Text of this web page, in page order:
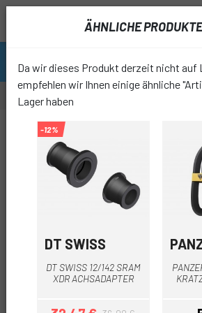
ÄHNLICHE PRODUKTE
Da wir dieses Produkt derzeit nicht auf
empfehlen wir Ihnen einige ähnliche
Lager haben
-12%
DT SWISS
DT SWISS 12/142 SRAM
XDR ACHSADAPTER